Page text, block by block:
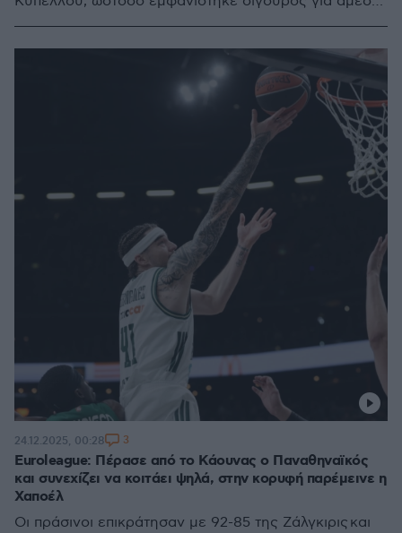
Euroleague: Πέρασε από το Κάουνας ο Παναθηναϊκός
και συνεχίζει να κοιτάει ψηλά, στην κορυφή παρέμεινε η
Χαποέλ
Οι πράσινοι επικράτησαν με 92-85 της Ζάλγκιρις και
24.12.2025, 00:28 3